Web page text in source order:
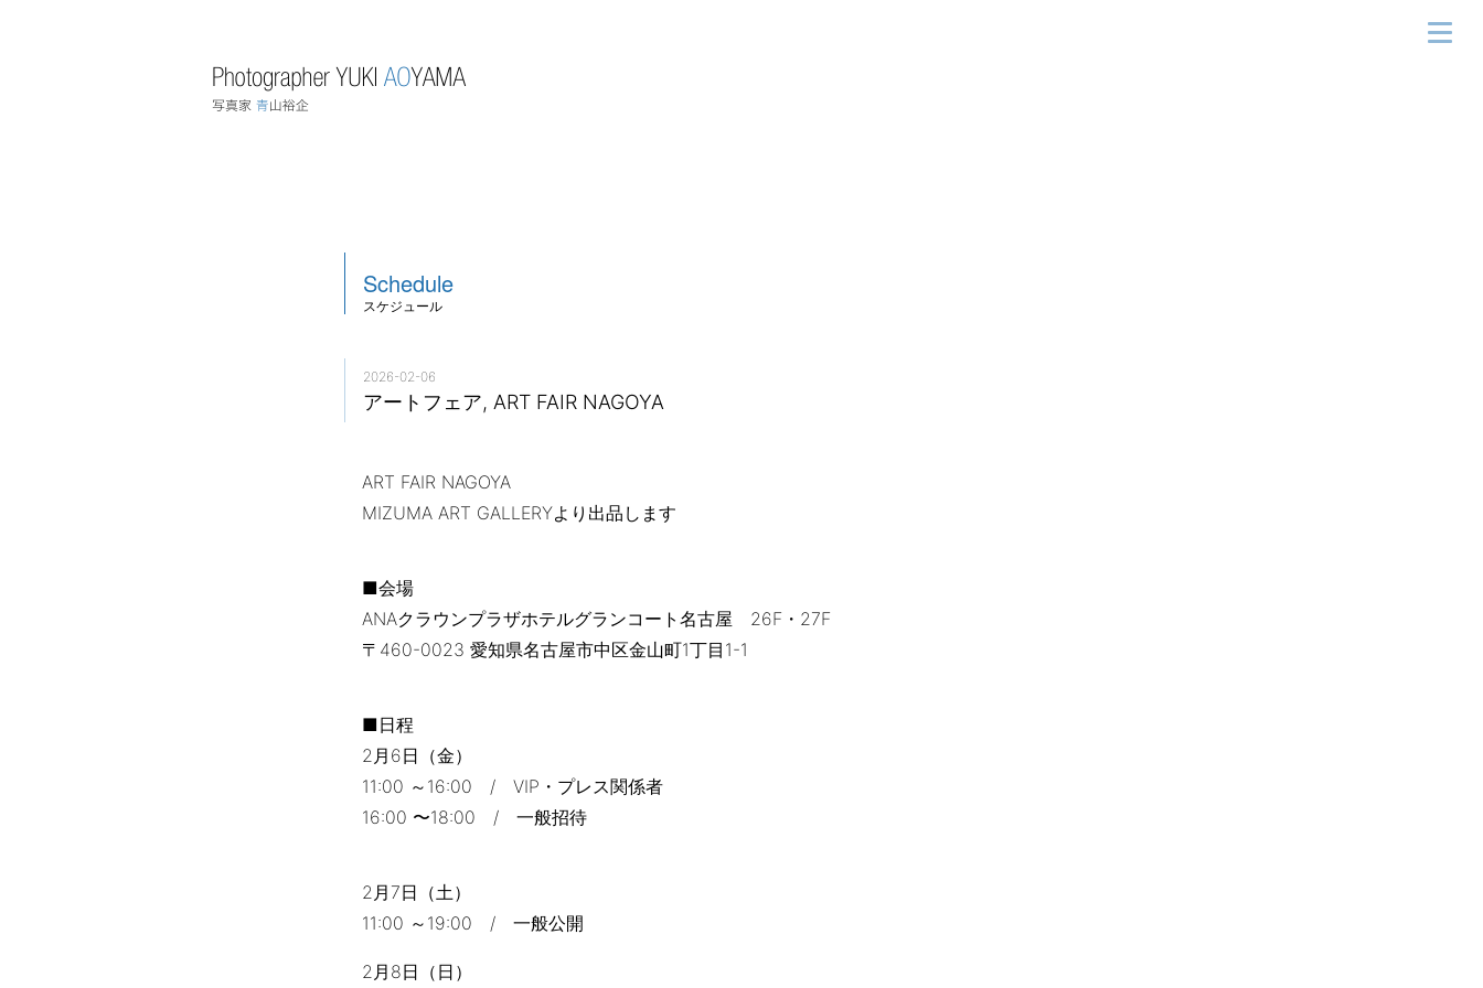
Schedule
スケジュール
2026-02-06
アートフェア, ART FAIR NAGOYA
ART FAIR NAGOYA
MIZUMA ART GALLERYより出品します
■会場
ANAクラウンプラザホテルグランコート名古屋 26F・27F
〒460-0023 愛知県名古屋市中区金山町1丁目1-1
■日程
2⽉6⽇（金）
11:00 ～16:00 / VIP・プレス関係者
16:00 〜18:00 / ⼀般招待
2⽉7⽇（土）
11:00 ～19:00 / 一般公開
2⽉8⽇（日）